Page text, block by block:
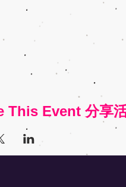
This Event 分享